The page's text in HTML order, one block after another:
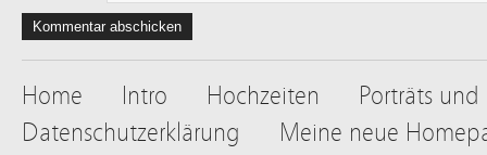
Home Intro Hochzeiten
Porträts
Datenschutzerklärung
Meine neue